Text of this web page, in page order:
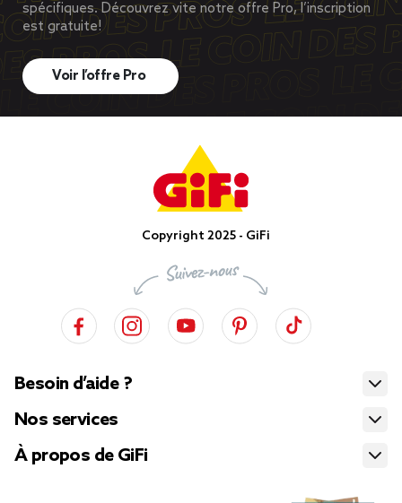
spécifiques. Découvrez vite notre offre Pro, l’inscription
est gratuite!
Voir l’offre Pro
Copyright 2025 - GiFi
Besoin d’aide ?
Nos services
À propos de GiFi